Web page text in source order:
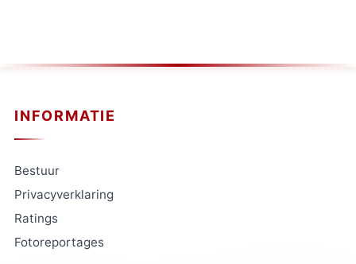
INFORMATIE
Bestuur
Privacyverklaring
Ratings
Fotoreportages